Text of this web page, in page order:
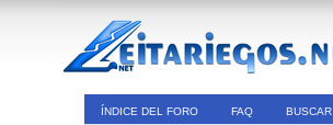
ÍNDICE DEL FORO FAQ BUSCAR